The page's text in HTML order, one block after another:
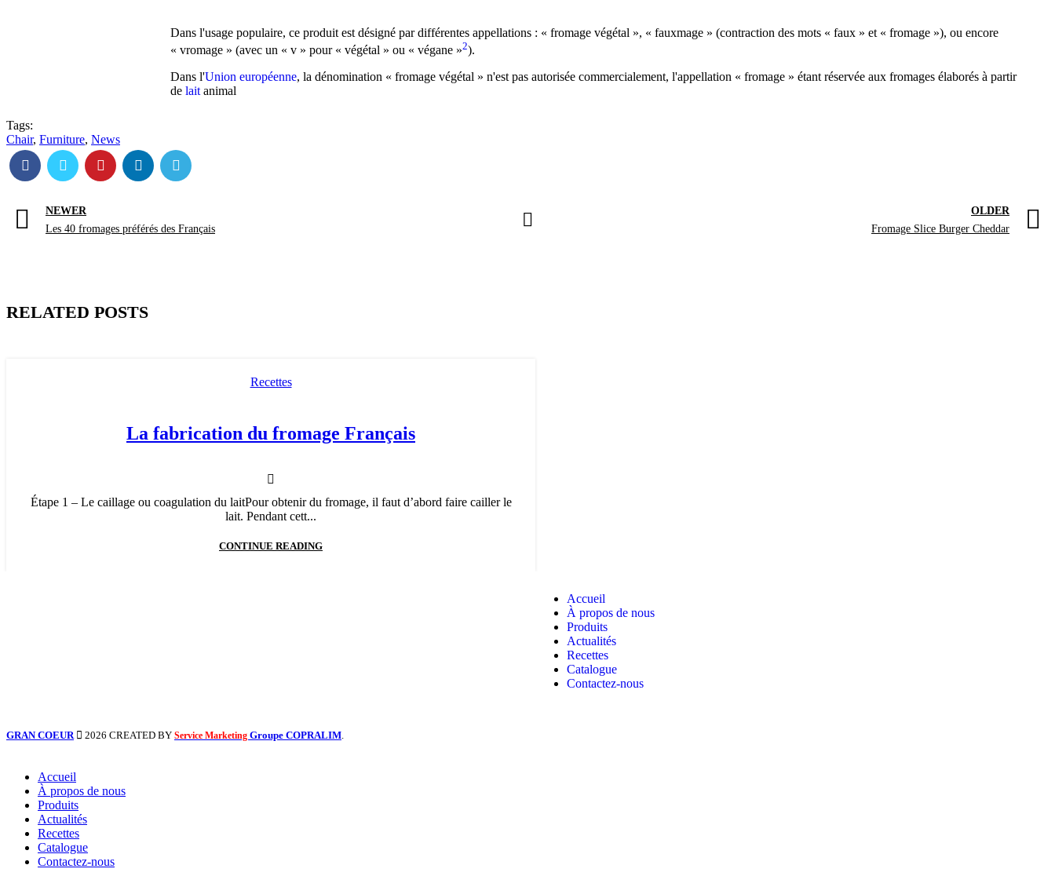
Dans l'usage populaire, ce produit est désigné par différentes appellations : « fromage végétal », « fauxmage » (contraction des mots « faux » et « fromage »), ou encore
« vromage » (avec un « v » pour « végétal » ou « végane »2).
Dans l'Union européenne, la dénomination « fromage végétal » n'est pas autorisée commercialement, l'appellation « fromage » étant réservée aux fromages élaborés à partir
delait animal
Tags:
Chair, Furniture, News
NEWER
Les 40 fromages préférés des Français
OLDER
Fromage Slice Burger Cheddar
RELATED POSTS
Recettes
La fabrication du fromage Français
Étape 1 – Le caillage ou coagulation du laitPour obtenir du fromage, il faut d’abord faire cailler le
lait. Pendant cett...
CONTINUE READING
Accueil
À propos de nous
Produits
Actualités
Recettes
Catalogue
Contactez-nous
GRAN COEUR 2026 CREATED BY Service Marketing Groupe COPRALIM
Accueil
À propos de nous
Produits
Actualités
Recettes
Catalogue
Contactez-nous